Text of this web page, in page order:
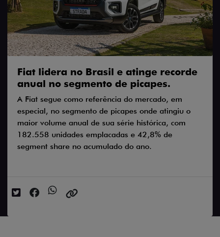
Fiat lidera no Brasil e atinge recorde
anual no segmento de picapes.
A Fiat segue como referência do mercado, em
especial, no segmento de picapes onde atingiu o
maior volume anual de sua série histórica, com
182.558 unidades emplacadas e 42,8% de
segment share no acumulado do ano.